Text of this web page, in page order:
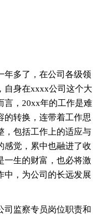
多了，在公司各级领
自身在xxxx公司这个大
言，20xx年的工作是难
的转换，连带着工作思
，包括工作上的适应与
感觉，累中也融进了收
一生的财富，也必将激
中，为公司的长远发展
监察专员岗位职责和